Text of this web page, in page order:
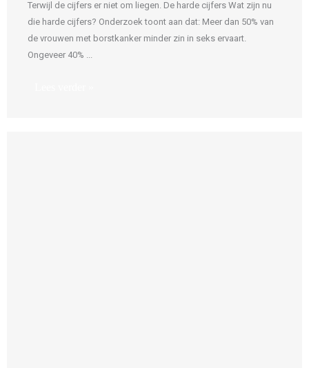
Terwijl de cijfers er niet om liegen. De harde cijfers Wat zijn nu
die harde cijfers? Onderzoek toont aan dat: Meer dan 50% van
de vrouwen met borstkanker minder zin in seks ervaart.
Ongeveer 40% ...